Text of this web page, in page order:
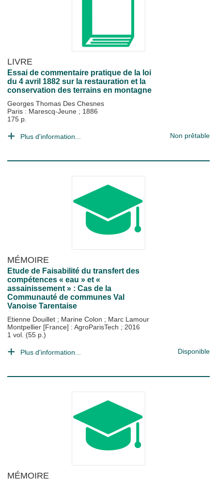
LIVRE
Essai de commentaire pratique de la loi
du 4 avril 1882 sur la restauration et la
conservation des terrains en montagne
Georges Thomas Des Chesnes
Paris : Marescq-Jeune ; 1886
175 p.
Plus d'information... Non prêtable
MÉMOIRE
Etude de Faisabilité du transfert des
compétences « eau » et «
assainissement » : Cas de la
Communauté de communes Val
Vanoise Tarentaise
Etienne Douillet ; Marine Colon ; Marc Lamour
Montpellier [France] : AgroParisTech ; 2016
1 vol. (55 p.)
Plus d'information... Disponible
MÉMOIRE